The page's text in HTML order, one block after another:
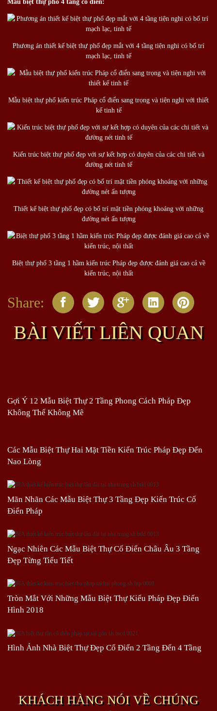
Mẫu biệt thự phố 4 tầng cổ điển:
Phương án thiết kế biệt thự phố đẹp mắt với 4 tầng tiện nghi có bố trí
mạch lạc, tinh tế
Mẫu biệt thự phố kiến trúc Pháp cổ điển sang trọng và tiện nghi với thiết
kế tinh tế
Kiến trúc biệt thự phố đẹp với sự kết hợp có duyên của các chi tiết và
đường nét tinh tế
Thiết kế biệt thự phố đẹp có bố trí mặt tiền phóng khoáng với những
đường nét ấn tượng
Biệt thự phố 3 tầng 1 hầm kiến trúc Pháp đẹp được đánh giá cao cả về
kiến trúc, nội thất
Share:
BÀI VIẾT LIÊN QUAN
Gợi Ý 12 Mẫu Biệt Thự 2 Tầng Phong Cách Pháp Đẹp
Không Thể Không Mê
Các Mẫu Biệt Thự Hai Mặt Tiền Kiến Trúc Pháp Đẹp Đến
Nao Lòng
Mãn Nhãn Các Mẫu Biệt Thự 3 Tầng Đẹp Kiến Trúc Cổ
Điển Pháp
Ngạc Nhiên Các Mẫu Biệt Thự Cổ Điển Châu Âu 3 Tầng
Đẹp Từng Tiểu Tiết
Tròn Mắt Với Những Mẫu Biệt Thự Kiểu Pháp Đẹp Điển
Hình 2018
Hình Ảnh Nhà Biệt Thự Đẹp Cổ Điển 2 Tầng Đến 4 Tầng
KHÁCH HÀNG NÓI VỀ CHÚNG